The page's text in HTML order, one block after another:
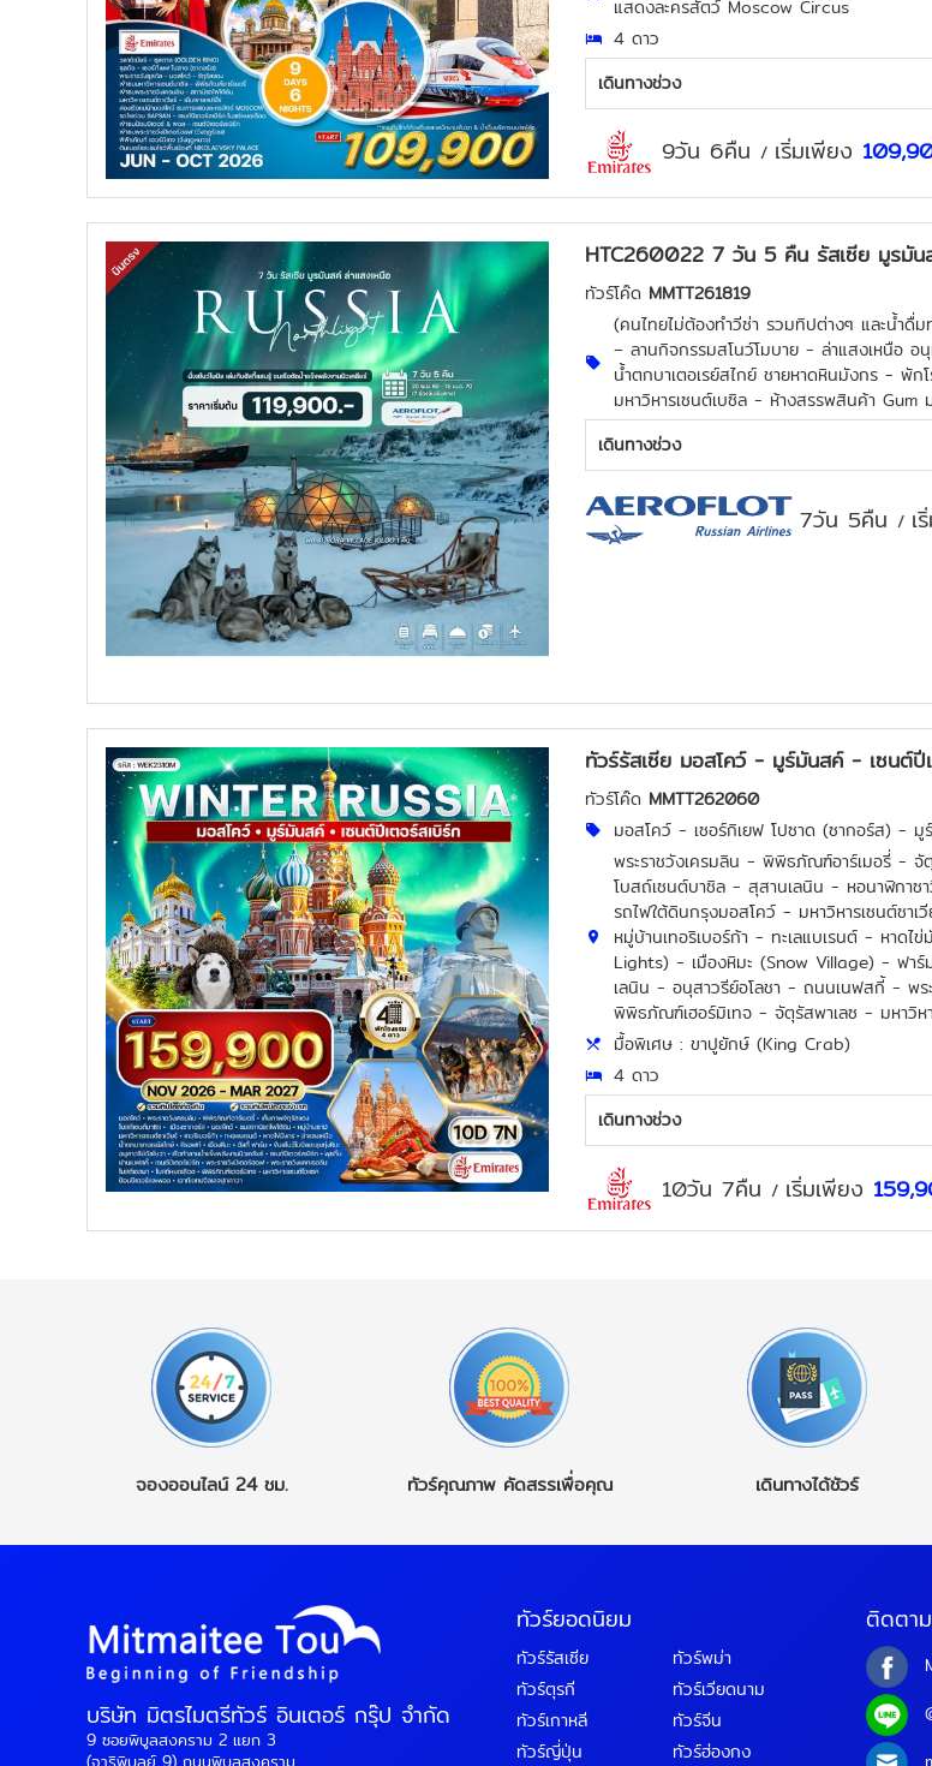
แสดงละครสัตว์ Moscow Circus
4 ดาว
เดินทางช่วง
9วัน 6คืน / เริ่มเพียง
HTC260022 7 วัน 5 คืน รัสเซีย มูรมัน
ทัวร์โค๊ด MMTT261819
(คนไทยไม่ต้องทำวีซ่า รวมทิปต่างๆ และน้ำ
– ลานกิจกรรมสโนว์โมบาย - ล่าแสงเหนือ อ
น้ำตกบาเตอเรย์สไกย์ ชายหาดหินมังกร -
มหาวิหารเซนต์เบซิล - ห้างสรรพสินค้า Gum
เดินทางช่วง
7วัน 5คืน / เ
ทัวร์รัสเซีย มอสโคว์ - มูร์มันสค์ - เซนต์
ทัวร์โค๊ด MMTT262060
มอสโคว์ - เซอร์กิเยฟ โปซาด (ซากอร์ส) -
พระราชวังเครมลิน - พิพิธภัณฑ์อาร์เมอรี่ -
โบสถ์เซนต์บาซิล - สุสานเลนิน - หอนาฬิกา
รถไฟใต้ดินกรุงมอสโคว์ - มหาวิหารเซนต์ซา
หมู่บ้านเทอริเบอร์ก้า - ทะเลแบเรนต์ - หาด
Lights) - เมืองหิมะ (Snow Village) - ฟาร์
เลนิน - อนุสาวรีย์อโลชา - ถนนเนฟสกี้ - พร
พิพิธภัณฑ์เฮอร์มิเทจ - จัตุรัสพาเลซ - มหาวิห
มื้อพิเศษ : ขาปูยักษ์ (King Crab)
4 ดาว
เดินทางช่วง
10วัน 7คืน / เริ่มเพียง
จองออนไลน์ 24 ชม. ทัวร์คุณภาพ คัดสรรเพื่อคุณ เดินทางได้ชัวร์
บริษัท มิตรไมตรีทัวร์ อินเตอร์ กรุ๊ป จำกัด
9 ซอยพิบูลสงคราม 2 แยก 3
ทัวร์ยอดนิยม
ทัวร์รัสเซีย
ทัวร์ตุรกี
ทัวร์เกาหลี
ทัวร์ญี่ปุ่น
ทัวร์พม่า
ทัวร์เวียดนาม
ทัวร์จีน
ทัวร์ฮ่องกง
ติดตาม